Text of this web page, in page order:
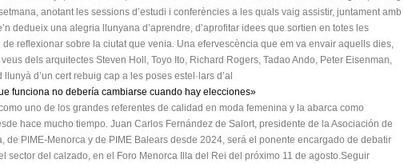
anotant les sessions d’estudi i conferències a les quals vaig assistir, juntament amb
dedueix una alegria llunyana d’aprendre, d’aprofitar idees que sortien en totes les
reflexionar sobre la ciutat que venia. Una efervescència que em va envair aquells dies,
dels arquitectes Steven Holl, Toyo Ito, Richard Rogers, Tadao Ando, Peter Eisenman,
d’un cert rebuig cap a les poses estel·lars d’al
funciona no debería cambiarse cuando hay elecciones»
uno de los grandes referentes de calidad en moda femenina y la abarca como
hace mucho tiempo. Juan Carlos Fernández de Salort, presidente de la Asociación de
de PIME-Menorca y de PIME Balears desde 2024, será el ponente encargado de debatir
sector del calzado, en el Foro Menorca Illa del Rei del próximo 11 de agosto.Seguir